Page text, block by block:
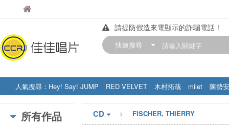
佳佳唱片
請提防假造來電顯示的詐騙電話！
【中華門市營業時間調整公告】
快速搜尋
人氣搜尋： Hey! Say! JUMP RED VELVET 木村拓哉 milet
陳勢安
STRAY KIDS
盧廣仲 周杰伦
所有作品 CD FISCHER, THIERRY